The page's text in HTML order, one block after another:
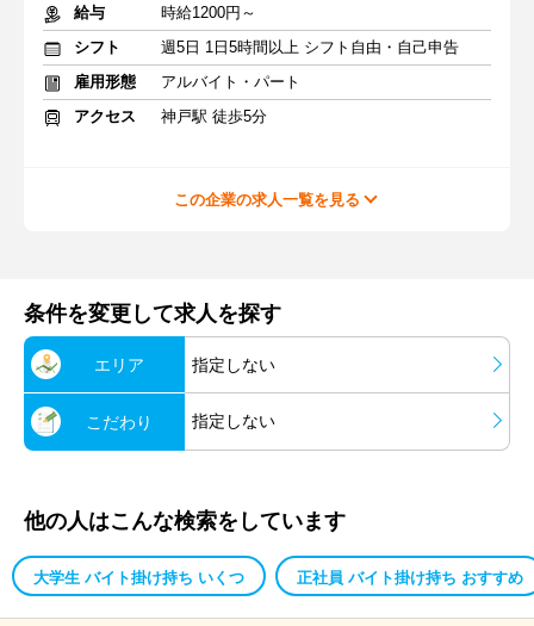
給与
時給1200円～
シフト
週5日 1日5時間以上 シフト自由・自己申告
雇用形態
アルバイト・パート
アクセス
神戸駅 徒歩5分
この企業の求人一覧を見る
条件を変更して求人を探す
エリア 指定しない
こだわり 指定しない
他の人はこんな検索をしています
大学生 バイト掛け持ち いくつ 正社員 バイト掛け持ち おすすめ